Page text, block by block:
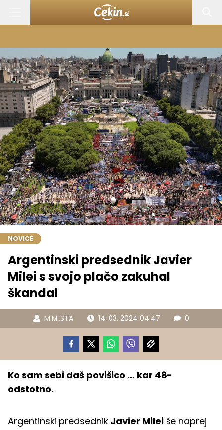
NOVICE
Argentinski predsednik Javier
Milei s svojo plačo zakuhal
škandal
M.M.,STA 14. 03. 2024 04.47 0
Ko sam sebi daš povišico ... kar 48-
odstotno.
Argentinski predsednik Javier Milei še naprej